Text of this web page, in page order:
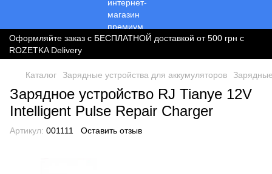
Оформляйте заказ с БЕСПЛАТНОЙ доставкой от 500 грн с
ROZETKA Delivery
Каталог Зарядные устройства для аккумуляторов
Зарядное устройство RJ Tianye 12V
Intelligent Pulse Repair Charger
Артикул: 001111 Оставить отзыв